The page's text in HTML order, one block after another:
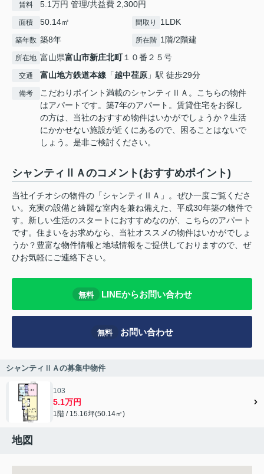
賃料 5.1万円 管理/共益費 2,300円
面積 50.14㎡ 間取り 1LDK
築年数 築8年 所在階 1階/2階建
所在地 富山県富山市新庄北町１０番２５号
交通 富山地方鉄道本線 「越中荏原 」駅 徒歩29分
備考
こだわりポイント満載のシャンティⅡＡ。こちらの物件
はアパートです。築7年のアパート。賃貸住宅をお探し
の方は、当社のおすすめ物件はいかがでしょうか？生活
にかかせない施設が近くにあるので、困ることはないで
しょう。是非ご検討ください。
シャンティⅡＡのコメント(おすすめポイント)
当社イチオシの物件の「シャンティⅡＡ」。ぜひ一度ご覧くださ
い。充実の設備と綺麗な室内を兼ね備えた、平成30年築の物件で
す。新しい生活のスタートにおすすめなのが、こちらのアパート
です。住まいをお求めなら、当社オススメの物件はいかがでしょ
うか？豊富な物件情報と地域情報をご提供しておりますので、ぜ
ひお気軽にご連絡下さい。
無料 LINEからお問い合わせ
無料 お問い合わせ
シャンティⅡＡの募集中物件
103
5.1万円
1階 / 15.16坪(50.14㎡)
地図